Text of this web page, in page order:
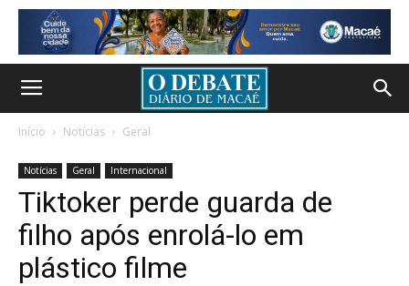
Início Notícias Geral
Notícias Geral Internacional
Tiktoker perde guarda de
filho após enrolá-lo em
plástico filme